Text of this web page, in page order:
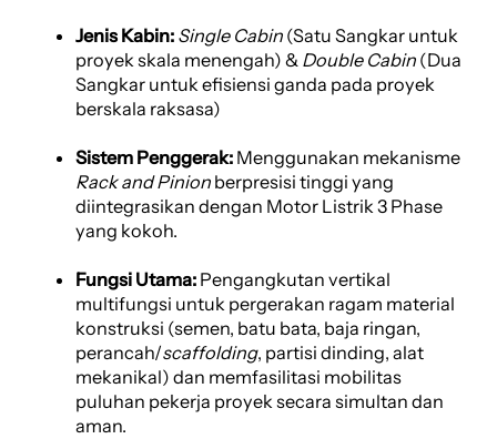
Jenis Kabin: Single Cabin (Satu Sangkar untuk
proyek skala menengah) & Double Cabin (Dua
Sangkar untuk efisiensi ganda pada proyek
berskala raksasa)
Sistem Penggerak: Menggunakan mekanisme
Rack and Pinion berpresisi tinggi yang
diintegrasikan dengan Motor Listrik 3 Phase
yang kokoh.
Fungsi Utama: Pengangkutan vertikal
multifungsi untuk pergerakan ragam material
konstruksi (semen, batu bata, baja ringan,
perancah/scaffolding, partisi dinding, alat
mekanikal) dan memfasilitasi mobilitas
puluhan pekerja proyek secara simultan dan
aman.